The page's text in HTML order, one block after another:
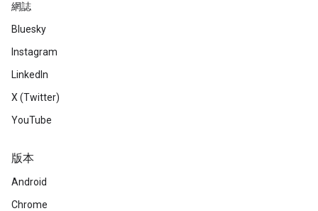
網誌
Bluesky
Instagram
LinkedIn
X (Twitter)
YouTube
版本
Android
Chrome